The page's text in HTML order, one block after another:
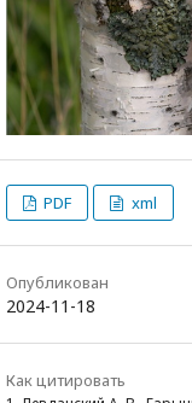
PDF xml
Опубликован
2024-11-18
Как цитировать